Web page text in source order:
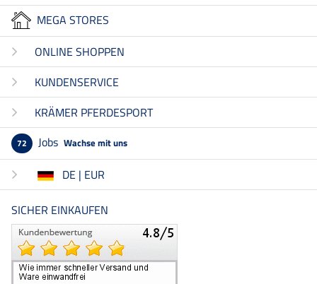
MEGA STORES
ONLINE SHOPPEN
KUNDENSERVICE
KRÄMER PFERDESPORT
72 Jobs Wachse mit uns
DE | EUR
SICHER EINKAUFEN